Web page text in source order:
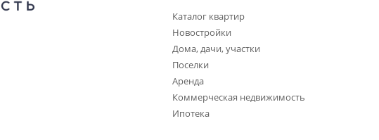
Каталог квартир
Новостройки
Дома, дачи, участки
Поселки
Аренда
Коммерческая недвижимость
Ипотека